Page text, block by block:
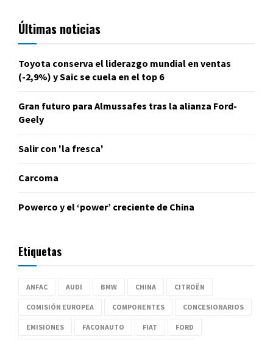
Últimas noticias
Toyota conserva el liderazgo mundial en ventas
(-2,9%) y Saic se cuela en el top 6
Gran futuro para Almussafes tras la alianza Ford-
Geely
Salir con 'la fresca'
Carcoma
Powerco y el ‘power’ creciente de China
Etiquetas
ANFAC AUDI BMW CHINA CITROËN
COMISIÓN EUROPEA COMPONENTES CONCESIONARIOS
EMISIONES FACONAUTO FIAT FORD